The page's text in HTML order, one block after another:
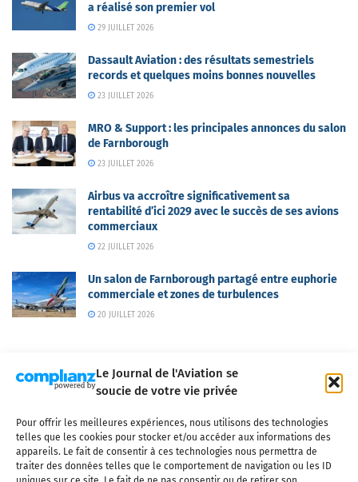
Le Journal de l'Aviation se
soucie de votre vie privée
Pour offrir les meilleures expériences, nous utilisons des technologies
telles que les cookies pour stocker et/ou accéder aux informations des
appareils. Le fait de consentir à ces technologies nous permettra de
traiter des données telles que le comportement de navigation ou les ID
a réalisé son premier vol
29 JUILLET 2026
Dassault Aviation : des résultats semestriels
records et quelques moins bonnes nouvelles
23 JUILLET 2026
MRO & Support : les principales annonces du salon
de Farnborough
23 JUILLET 2026
Airbus va accroître significativement sa
rentabilité d’ici 2029 avec le succès de ses avions
commerciaux
22 JUILLET 2026
Un salon de Farnborough partagé entre euphorie
commerciale et zones de turbulences
20 JUILLET 2026
Qui sommes-nous ? Nous contacter
Partenaires
Mentions légales
CGV Politique de confidentialité Cookies